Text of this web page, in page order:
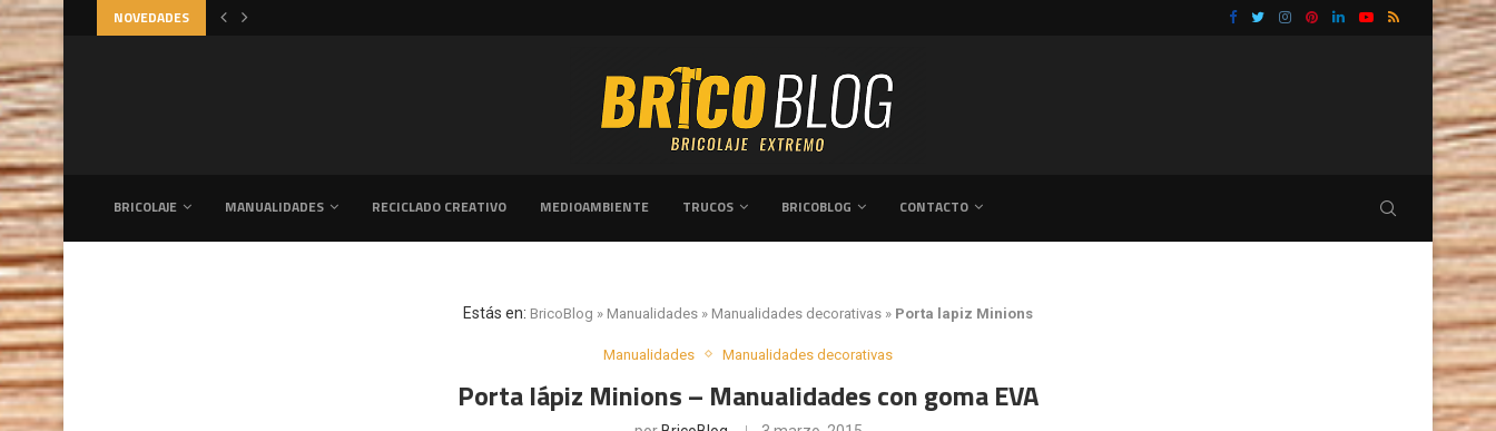
NOVEDADES GUÍA PRÁCTICA PARA ELIMINAR CUCARACHAS
BRICOLAJE MANUALIDADES RECICLADO CREATIVO MEDIOAMBIENTE TRUCOS BRICOBLOG CONTACTO
Estás en: BricoBlog » Manualidades » Manualidades decorativas » Porta lapiz Minions
Manualidades Manualidades decorativas
Porta lápiz Minions – Manualidades con goma EVA